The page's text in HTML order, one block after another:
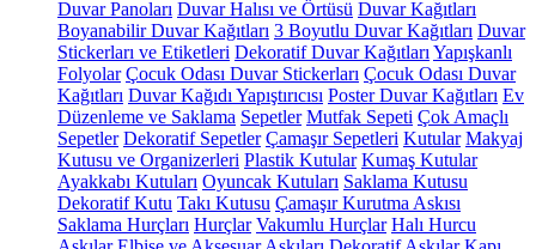
Duvar Panoları Duvar Halısı ve Örtüsü Duvar Kağıtları
Boyanabilir Duvar Kağıtları 3 Boyutlu Duvar Kağıtları Duvar
Stickerları ve Etiketleri Dekoratif Duvar Kağıtları Yapışkanlı
Folyolar Çocuk Odası Duvar Stickerları Çocuk Odası Duvar
Kağıtları Duvar Kağıdı Yapıştırıcısı Poster Duvar Kağıtları Ev
Düzenleme ve Saklama Sepetler Mutfak Sepeti Çok Amaçlı
Sepetler Dekoratif Sepetler Çamaşır Sepetleri Kutular Makyaj
Kutusu ve Organizerleri Plastik Kutular Kumaş Kutular
Ayakkabı Kutuları Oyuncak Kutuları Saklama Kutusu
Dekoratif Kutu Takı Kutusu Çamaşır Kurutma Askısı
Saklama Hurçları Hurçlar Vakumlu Hurçlar Halı Hurcu